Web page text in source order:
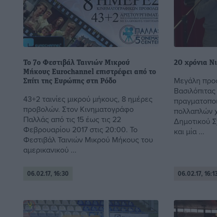
Το 7ο Φεστιβάλ Ταινιών Μικρού
Μήκους Eurochannel επιστρέφει από το
Σπίτι της Ευρώπης στη Ρόδο
43+2 ταινίες μικρού μήκους, 8 ημέρες
προβολών. Στον Κινηματογράφο
Παλλάς από τις 15 έως τις 22
Φεβρουαρίου 2017 στις 20:00. Το
Φεστιβάλ Ταινιών Μικρού Μήκους του
αμερικανικού ...
06.02.17, 16:30
20 χρόνια
Μεγάλη
πολλαπλών
Δημοτικού
και μία ...
06.02.17,